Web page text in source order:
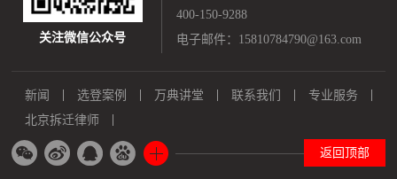
关注微信公众号
400-150-9288
电子邮件：15810784790@163.com
新闻 选登案例 万典讲堂 联系我们
专业服务
北京拆迁律师
返回顶部